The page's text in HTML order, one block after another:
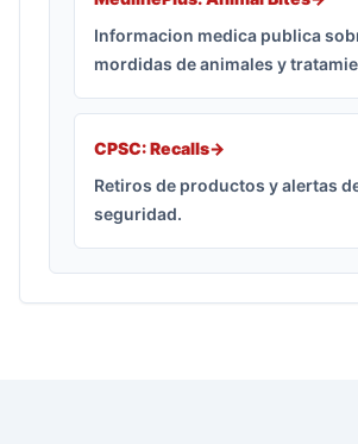
Informacion medica publica
mordidas de animales y
CPSC: Recalls->
Retiros de productos y alertas
seguridad.